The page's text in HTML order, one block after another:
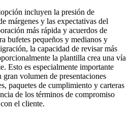
incluyen la presión de
márgenes y las expectativas del
más rápida y acuerdos de
bufetes pequeños y medianos y
la capacidad de revisar más
la plantilla crea una vía
Esto es especialmente importante
volumen de presentaciones
paquetes de cumplimiento y carteras
de los términos de compromiso
el cliente.